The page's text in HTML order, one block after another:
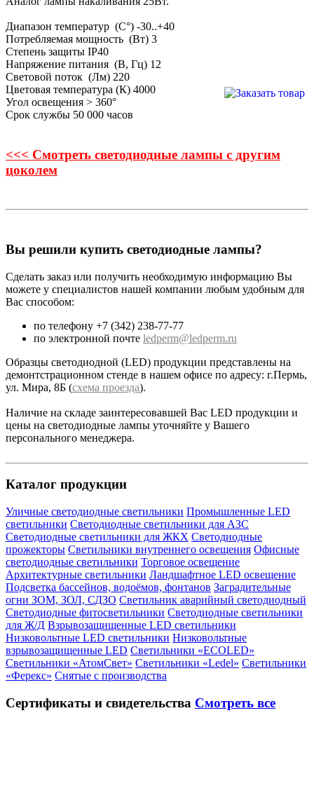
Диапазон температур (С°) -30..+40
Потребляемая мощность (Вт) 3
Степень защиты IP40
Напряжение питания (В, Гц) 12
Световой поток (Лм) 220
Цветовая температура (К) 4000
Угол освещения > 360°
Срок службы 50 000 часов
<<< Смотреть светодиодные лампы с другим
цоколем
Вы решили купить светодиодные лампы?
Сделать заказ или получить необходимую информацию Вы
можете у специалистов нашей компании любым удобным для
Вас способом:
по телефону +7 (342) 238-77-77
по электронной почте ledperm@ledperm.ru
Образцы светодиодной (LED) продукции представлены на
демонтстрационном стенде в нашем офисе по адресу: г.Пермь,
ул. Мира, 8Б (схема проезда).
Наличие на складе заинтересовавшей Вас LED продукции и
цены на светодиодные лампы уточняйте у Вашего
персонального менеджера.
Каталог продукции
Уличные светодиодные светильники Промышленные LED
светильники Светодиодные светильники для АЗС
Светодиодные светильники для ЖКХ Светодиодные
прожекторы Светильники внутреннего освещения Офисные
светодиодные светильники Торговое освещение
Архитектурные светильники Ландшафтное LED освещение
Подсветка бассейнов, водоёмов, фонтанов Заградительные
огни ЗОМ, ЗОЛ, СДЗО Светильник аварийный светодиодный
Светодиодные фитосветильники Светодиодные светильники
для Ж/Д Взрывозащищенные LED светильники
Низковольтные LED светильники Низковольтные
взрывозащищенные LED Светильники «ECOLED»
Светильники «АтомСвет» Светильники «Ledel» Светильники
«Ферекс» Снятые с производства
Сертификаты и свидетельства Смотреть все